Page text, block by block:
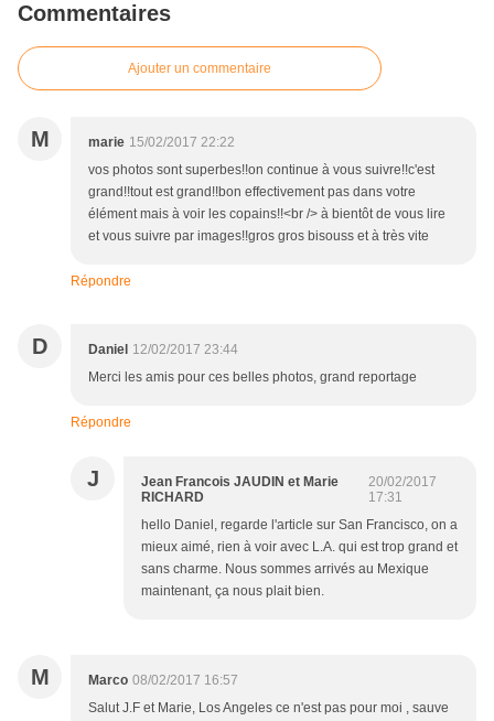
Commentaires
Ajouter un commentaire
M marie 15/02/2017 22:22
vos photos sont superbes!!on continue à vous suivre!!c'est
grand!!tout est grand!!bon effectivement pas dans votre
élément mais à voir les copains!!<br /> à bientôt de vous lire
et vous suivre par images!!gros gros bisouss et à très vite
Répondre
D Daniel 12/02/2017 23:44
Merci les amis pour ces belles photos, grand reportage
Répondre
J
Jean Francois JAUDIN et Marie
RICHARD
20/02/2017
17:31
hello Daniel, regarde l'article sur San Francisco, on a
mieux aimé, rien à voir avec L.A. qui est trop grand et
sans charme. Nous sommes arrivés au Mexique
maintenant, ça nous plait bien.
M Marco 08/02/2017 16:57
Salut J.F et Marie, Los Angeles ce n'est pas pour moi , sauve